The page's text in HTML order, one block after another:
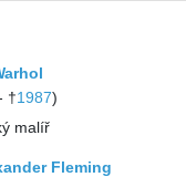
†1987)
malíř
Fleming